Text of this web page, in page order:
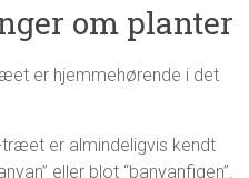
om planter
er hjemmehørende i det
er almindeligvis kendt
eller blot “banyanfigen”.